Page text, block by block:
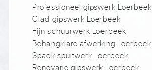
Professioneel gipswerk Loerbeek
Glad gipswerk Loerbeek
Fijn schuurwerk Loerbeek
Behangklare afwerking Loerbeek
Spack spuitwerk Loerbeek
Renovatie gipswerk Loerbeek